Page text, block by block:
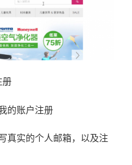
的账户注册
真实的个人邮箱，以及注